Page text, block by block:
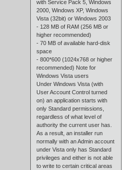
with Service Pack 5, Windows
2000, Windows XP, Windows
Vista (32bit) or Windows 2003
- 128 MB of RAM (256 MB or
higher recommended)
- 70 MB of available hard-disk
space
- 800*600 (1024x768 or higher
recommended) Note for
Windows Vista users
Under Windows Vista (with
User Account Control turned
on) an application starts with
only Standard permissions,
regardless of what level of
authority the current user has.
As a result, an installer run
normally with an Admin account
under Vista only has Standard
privileges and either is not able
to write to certain critical areas